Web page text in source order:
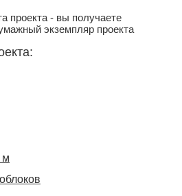
проекта - вы получаете
экземпляр проекта
м